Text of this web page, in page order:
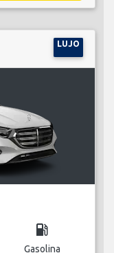
LUJO
local_gas_station
Gasolina